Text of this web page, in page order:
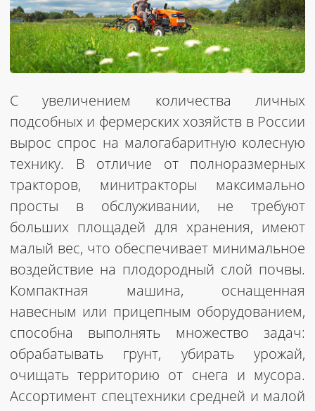
С увеличением количества личных
подсобных и фермерских хозяйств в России
вырос спрос на малогабаритную колесную
технику. В отличие от полноразмерных
тракторов, минитракторы максимально
просты в обслуживании, не требуют
больших площадей для хранения, имеют
малый вес, что обеспечивает минимальное
воздействие на плодородный слой почвы.
Компактная машина, оснащенная
навесным или прицепным оборудованием,
способна выполнять множество задач:
обрабатывать грунт, убирать урожай,
очищать территорию от снега и мусора.
Ассортимент спецтехники средней и малой